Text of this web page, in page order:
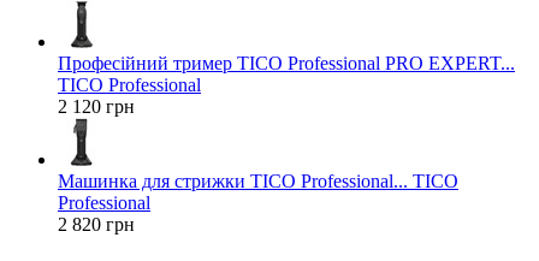
Професійний тример TICO Professional PRO EXPERT...
TICO Professional
2 120 грн
Машинка для стрижки TICO Professional... TICO
Professional
2 820 грн